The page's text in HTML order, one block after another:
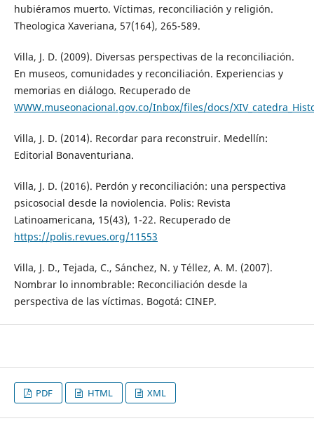
hubiéramos muerto. Víctimas, reconciliación y religión.
Theologica Xaveriana, 57(164), 265-589.
Villa, J. D. (2009). Diversas perspectivas de la reconciliación.
En museos, comunidades y reconciliación. Experiencias y
memorias en diálogo. Recuperado de
WWW.museonacional.gov.co/Inbox/files/docs/
Villa, J. D. (2014). Recordar para reconstruir. Medellín:
Editorial Bonaventuriana.
Villa, J. D. (2016). Perdón y reconciliación: una perspectiva
psicosocial desde la noviolencia. Polis: Revista
Latinoamericana, 15(43), 1-22. Recuperado de
https://polis.revues.org/11553
Villa, J. D., Tejada, C., Sánchez, N. y Téllez, A. M. (2007).
Nombrar lo innombrable: Reconciliación desde la
perspectiva de las víctimas. Bogotá: CINEP.
PDF HTML XML